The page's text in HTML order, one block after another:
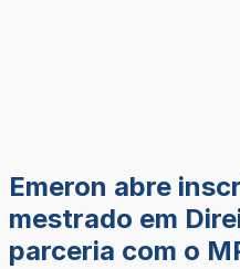
Emeron abre
mestrado em
parceria com o